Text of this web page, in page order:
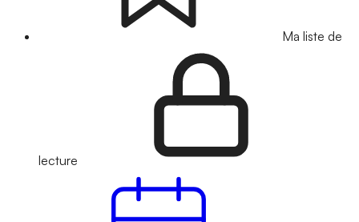
Ma liste de
lecture